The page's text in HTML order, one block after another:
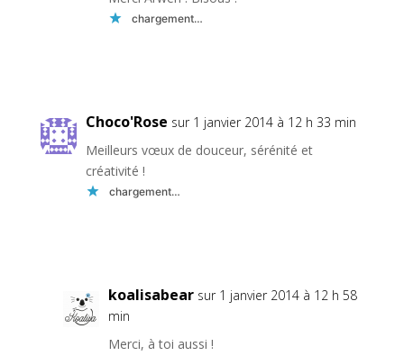
chargement…
Choco'Rose sur 1 janvier 2014 à 12 h 33 min
Meilleurs vœux de douceur, sérénité et
créativité !
chargement…
koalisabear sur 1 janvier 2014 à 12 h 58
min
Merci, à toi aussi !